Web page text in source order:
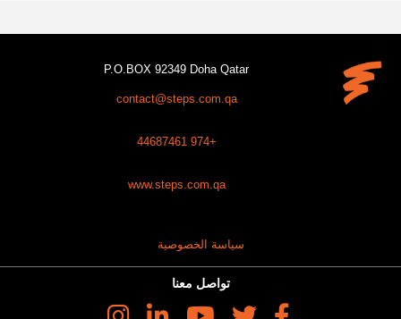
P.O.BOX 92349 Doha Qatar
contact@steps.com.qa
+974 44687461
www.steps.com.qa
سياسة الخصوصية
تواصل معنا